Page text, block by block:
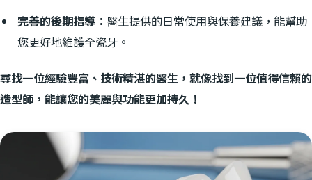
完善的後期指導：醫生提供的日常使用與保養建議，能幫助
您更好地維護全瓷牙。
尋找一位經驗豐富、技術精湛的醫生，就像找到一位值得信賴的
造型師，能讓您的美麗與功能更加持久！